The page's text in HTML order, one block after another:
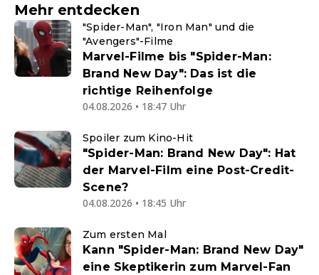
Mehr entdecken
"Spider-Man", "Iron Man" und die
"Avengers"-Filme
Marvel-Filme bis "Spider-Man:
Brand New Day": Das ist die
richtige Reihenfolge
04.08.2026 • 18:47 Uhr
Spoiler zum Kino-Hit
"Spider-Man: Brand New Day": Hat
der Marvel-Film eine Post-Credit-
Scene?
04.08.2026 • 18:45 Uhr
Zum ersten Mal
Kann "Spider-Man: Brand New Day"
eine Skeptikerin zum Marvel-Fan